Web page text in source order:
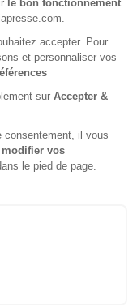
-15%
:530€ 00
Républicain,
1889, est un des plus